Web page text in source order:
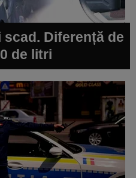
Diferență de
de litri